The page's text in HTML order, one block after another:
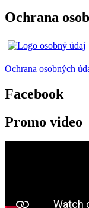
Ochrana
Ochrana osobných
Facebook
Promo video